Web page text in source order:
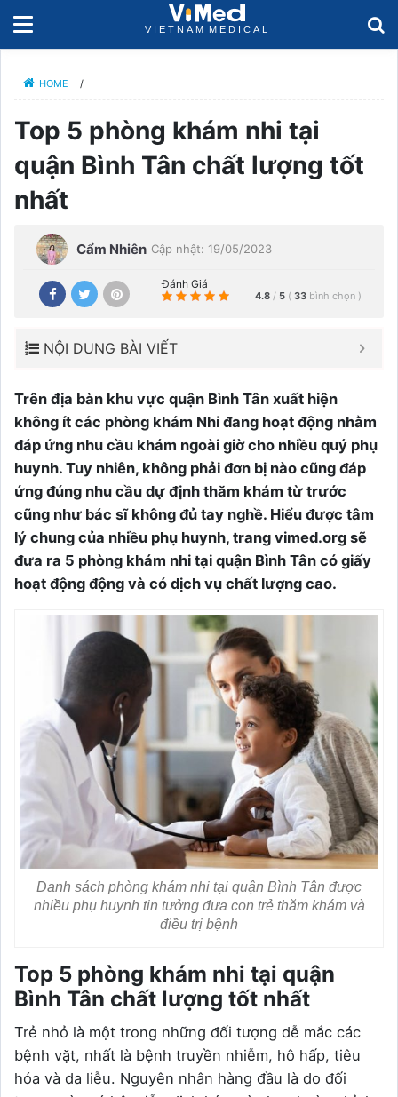
HOME /
Top 5 phòng khám nhi tại
quận Bình Tân chất lượng tốt
nhất
Cẩm Nhiên Cập nhật: 19/05/2023
Đánh Giá
4.8 / 5 ( 33 bình chọn )
NỘI DUNG BÀI VIẾT
Trên địa bàn khu vực quận Bình Tân xuất hiện
không ít các phòng khám Nhi đang hoạt động nhằm
đáp ứng nhu cầu khám ngoài giờ cho nhiều quý phụ
huynh. Tuy nhiên, không phải đơn bị nào cũng đáp
ứng đúng nhu cầu dự định thăm khám từ trước
cũng như bác sĩ không đủ tay nghề. Hiểu được tâm
lý chung của nhiều phụ huynh, trang vimed.org sẽ
đưa ra 5 phòng khám nhi tại quận Bình Tân có giấy
hoạt động động và có dịch vụ chất lượng cao.
Danh sách phòng khám nhi tại quận Bình Tân được
nhiều phụ huynh tin tưởng đưa con trẻ thăm khám và
điều trị bệnh
Top 5 phòng khám nhi tại quận
Bình Tân chất lượng tốt nhất
Trẻ nhỏ là một trong những đối tượng dễ mắc các
bệnh vặt, nhất là bệnh truyền nhiễm, hô hấp, tiêu
hóa và da liễu. Nguyên nhân hàng đầu là do đối